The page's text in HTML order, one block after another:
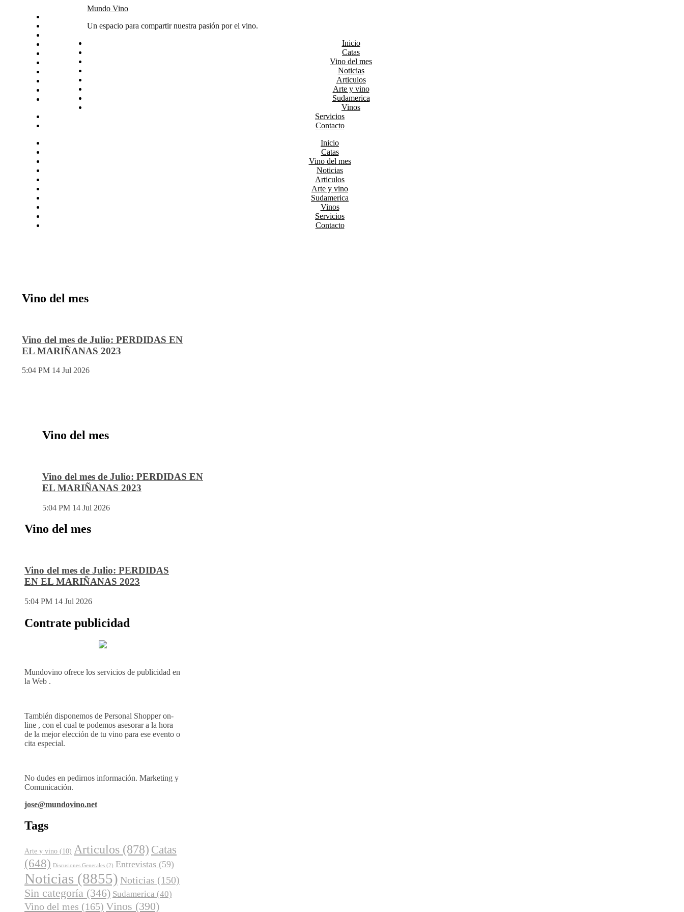
Arte y vino
Sudamerica
Mundo Vino
Un espacio para compartir nuestra pasión por el vino.
Inicio
Catas
Vino del mes
Noticias
Articulos
Arte y vino
Sudamerica
Vinos
Servicios
Contacto
Inicio
Catas
Vino del mes
Noticias
Articulos
Arte y vino
Sudamerica
Vinos
Servicios
Contacto
Vino del mes
Vino del mes de Julio: PERDIDAS EN
EL MARIÑANAS 2023
5:04 PM 14 Jul 2026
Vino del mes
Vino del mes de Julio: PERDIDAS EN
EL MARIÑANAS 2023
5:04 PM 14 Jul 2026
Vino del mes
Vino del mes de Julio: PERDIDAS
EN EL MARIÑANAS 2023
5:04 PM 14 Jul 2026
Contrate publicidad
Mundovino ofrece los servicios de publicidad en
la Web .
También disponemos de Personal Shopper on-
line , con el cual te podemos asesorar a la hora
de la mejor elección de tu vino para ese evento o
cita especial.
No dudes en pedirnos información. Marketing y
Comunicación.
jose@mundovino.net
Tags
Arte y vino (10) Articulos (878) Catas
(648) Discusiones Generales (2) Entrevistas (59)
Noticias (8855) Noticias (150)
Sin categoría (346) Sudamerica (40)
Vino del mes (165) Vinos (390)